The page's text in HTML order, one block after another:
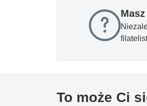
To może Ci